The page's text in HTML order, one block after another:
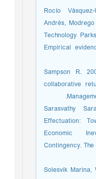
37. Rocío
Andrés,
Technology
Empirical
38. Sampson
collaborative
39. Sarasvathy
Effectuation:
Economic
Contingency.
40. Solesvik